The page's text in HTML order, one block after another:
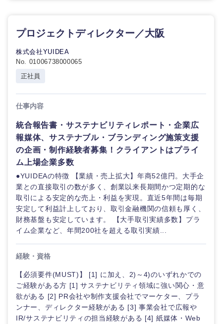
プロジェクトディレクター／大阪
株式会社YUIDEA
No. 01006738000065
正社員
仕事内容
統合報告書・サステナビリティレポート・企業広
報媒体、サステナブル・ブランディング施策支援
の企画・制作経験者募集！クライアントはプライ
ム上場企業多数
●YUIDEAの特徴 【業績・売上拡大】年商52億円。大手企
業との直接取引の数が多く、創業以来長期間かつ定期的な
取引による安定的な売上・利益を実現。直近5年間は毎期
安定して利益計上しており、取引金融機関の信頼も厚く、
財務基盤も安定しています。 【大手取引実績多数】プラ
イム企業など、年間200社を超える取引実績...
経験・資格
【必須要件(MUST)】 [1] に加え、2)～4)のいずれかでの
ご経験がある方 [1] サステナビリティ領域に強い関心・意
欲がある [2] PR会社や制作支援会社でマーケター、プラ
ンナー、ディレクター経験がある [3] 事業会社で広報や
IR/サステナビリティの担当経験がある [4] 紙媒体・Web